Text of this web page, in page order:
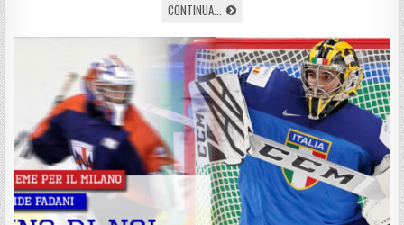
CONTINUA... ANCORA
GHIACCIO
A
RHO
FIERA